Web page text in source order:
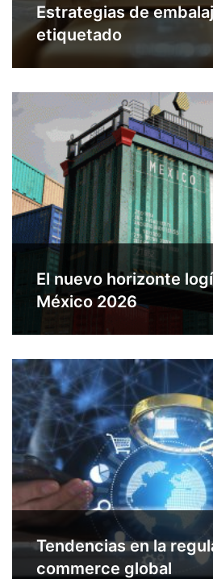
Estrategias de
etiquetado
El nuevo horizonte
México 2026
Tendencias en la
commerce global